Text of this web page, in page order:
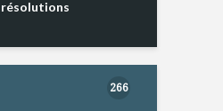
résolutions
266